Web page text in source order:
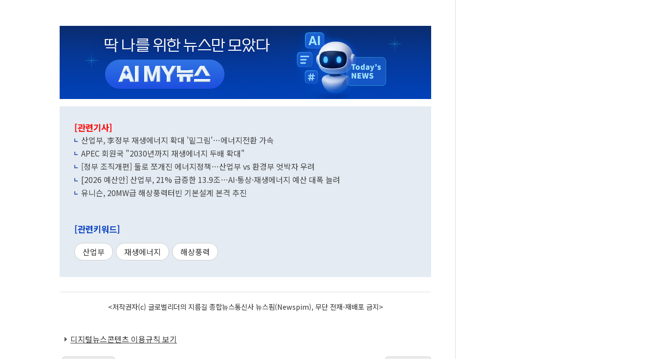
[관련기사]
산업부, 李정부 재생에너지 확대 '밑그림'…에너지전환 가속
APEC 회원국 "2030년까지 재생에너지 두배 확대"
[정부 조직개편] 둘로 쪼개진 에너지정책…산업부 vs 환경부 엇박자 우려
[2026 예산안] 산업부, 21% 급증한 13.9조…AI·통상·재생에너지 예산 대폭 늘려
유니슨, 20MW급 해상풍력터빈 기본설계 본격 추진
[관련키워드]
산업부 재생에너지 해상풍력
<저작권자(c) 글로벌리더의 지름길 종합뉴스통신사 뉴스핌(Newspim), 무단 전재-재배포 금지>
디지털뉴스콘텐츠 이용규칙 보기